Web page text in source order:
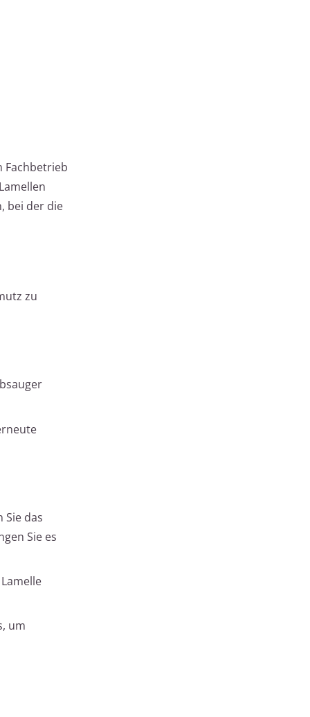
Fachbetrieb
bei der die
zu
Sie das
Sie es
um